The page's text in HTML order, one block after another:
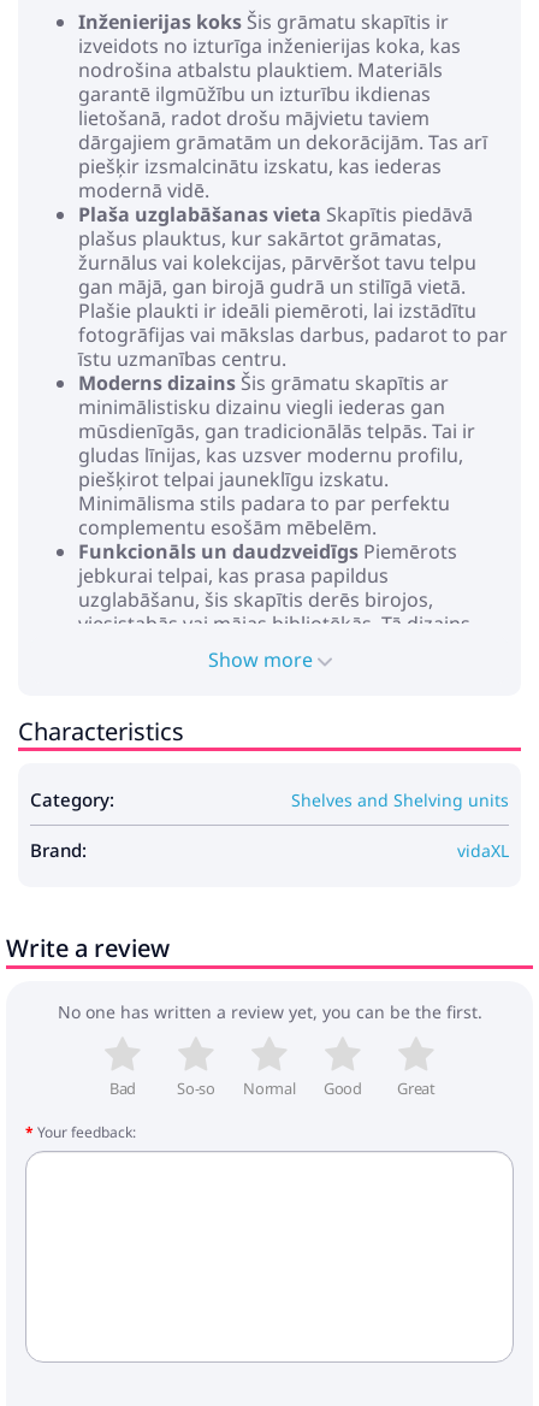
Inženierijas koks Šis grāmatu skapītis ir
izveidots no izturīga inženierijas koka, kas
nodrošina atbalstu plauktiem. Materiāls
garantē ilgmūžību un izturību ikdienas
lietošanā, radot drošu mājvietu taviem
dārgajiem grāmatām un dekorācijām. Tas arī
piešķir izsmalcinātu izskatu, kas iederas
modernā vidē.
Plaša uzglabāšanas vieta Skapītis piedāvā
plašus plauktus, kur sakārtot grāmatas,
žurnālus vai kolekcijas, pārvēršot tavu telpu
gan mājā, gan birojā gudrā un stilīgā vietā.
Plašie plaukti ir ideāli piemēroti, lai izstādītu
fotogrāfijas vai mākslas darbus, padarot to par
īstu uzmanības centru.
Moderns dizains Šis grāmatu skapītis ar
minimālistisku dizainu viegli iederas gan
mūsdienīgās, gan tradicionālās telpās. Tai ir
gludas līnijas, kas uzsver modernu profilu,
piešķirot telpai jauneklīgu izskatu.
Minimālisma stils padara to par perfektu
complementu esošām mēbelēm.
Funkcionāls un daudzveidīgs Piemērots
jebkurai telpai, kas prasa papildus
uzglabāšanu, šis skapītis derēs birojos,
viesistabās vai mājas bibliotēkās. Tā dizains
veicina organizāciju un piedāvā praktisku
risinājumu, kas atbilst dinamiskiem dzīves
Vienkārša montāža
cilvēku un skrūvgriezis. Detalizētās instrukcijas
tāpēc pulciņu varēsi ātri izmantot, piešķirot
savai telpai jaunu izskatu.
Krāsa: Vecs koks
Uzglabāšanas numurs: 6
Izturīgs
Show more
Characteristics
Category: Shelves and Shelving units
Brand: vidaXL
Write a review
No one has written a review yet, you can be the first.
Bad So-so Normal Good Great
Your feedback: